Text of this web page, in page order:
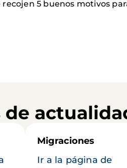
5 buenos motivos
Migraciones
Ir a la página de